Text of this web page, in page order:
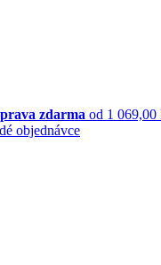
zdarma od 1 069,00
objednávce